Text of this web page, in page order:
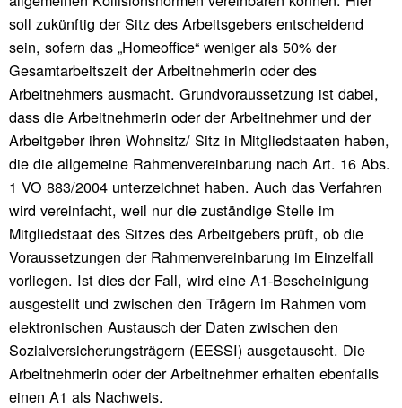
soll zukünftig der Sitz des Arbeitsgebers entscheidend
sein, sofern das „Homeoffice“ weniger als 50% der
Gesamtarbeitszeit der Arbeitnehmerin oder des
Arbeitnehmers ausmacht. Grundvoraussetzung ist dabei,
dass die Arbeitnehmerin oder der Arbeitnehmer und der
Arbeitgeber ihren Wohnsitz/ Sitz in Mitgliedstaaten haben,
die die allgemeine Rahmenvereinbarung nach Art. 16 Abs.
1 VO 883/2004 unterzeichnet haben. Auch das Verfahren
wird vereinfacht, weil nur die zuständige Stelle im
Mitgliedstaat des Sitzes des Arbeitgebers prüft, ob die
Voraussetzungen der Rahmenvereinbarung im Einzelfall
vorliegen. Ist dies der Fall, wird eine A1-Bescheinigung
ausgestellt und zwischen den Trägern im Rahmen vom
elektronischen Austausch der Daten zwischen den
Sozialversicherungsträgern (EESSI) ausgetauscht. Die
Arbeitnehmerin oder der Arbeitnehmer erhalten ebenfalls
einen A1 als Nachweis.